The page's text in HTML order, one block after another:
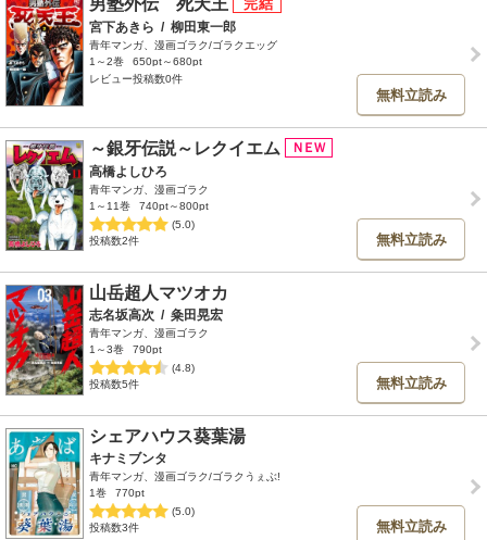
男塾外伝 死天王
宮下あきら / 柳田東一郎
青年マンガ、漫画ゴラク/ゴラクエッグ
1～2巻
650pt～680pt
レビュー投稿数0件
無料立読み
～銀牙伝説～レクイエム
高橋よしひろ
青年マンガ、漫画ゴラク
1～11巻
740pt～800pt
(5.0)
投稿数2件
無料立読み
山岳超人マツオカ
志名坂高次 / 粂田晃宏
青年マンガ、漫画ゴラク
1～3巻
790pt
(4.8)
投稿数5件
無料立読み
シェアハウス葵葉湯
キナミブンタ
青年マンガ、漫画ゴラク/ゴラクうぇぶ!
1巻
770pt
(5.0)
投稿数3件
無料立読み